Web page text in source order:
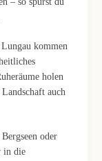
kommen
holen
auch
oder
in die